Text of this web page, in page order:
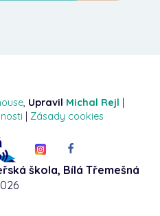
, Upravil Michal Rejl |
| Zásady cookies
škola, Bílá Třemešná